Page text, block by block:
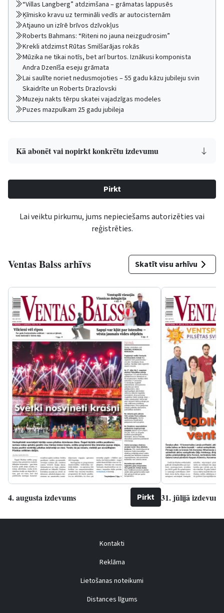
“Villas Langberg” atdzimšana – grāmatas lappusēs
Ķīmisko kravu uz termināli vedīs ar autocisternām
Atjauno un izīrē brīvos dzīvokļus
Roberts Bahmans: “Riteni no jauna neizgudrosim”
Krekli atdzimst Rūtas Smilšarājas rokās
Mūzika ne tikai notīs, bet arī burtos. Iznākusi komponista
Andra Dzenīša eseju grāmata
Lai saulīte noriet nedusmojoties – 55 gadu kāzu jubileju svin
Skaidrīte un Roberts Drazlovski
Muzeju nakts tērpu skatei vajadzīgas modeles
Puzes mazpulkam 25 gadu jubileja
Kā abonēt vai nopirkt konkrētu izdevumu
Lai veiktu pirkumu, jums nepieciešams autorizēties vai
reģistrēties.
Ventas Balss arhīvs Skatīt visu arhīvu
4. augusta izdevums Pirkt 31. jūlijā izdevums
Kontakti
Reklāma
Lietošanas noteikumi
Distances līgums